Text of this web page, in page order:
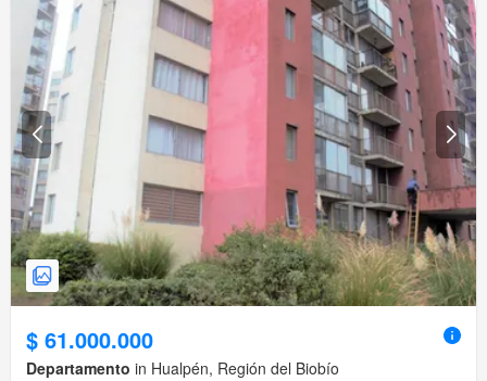
$ 61.000.000
Departamento in Hualpén, Región del Biobío